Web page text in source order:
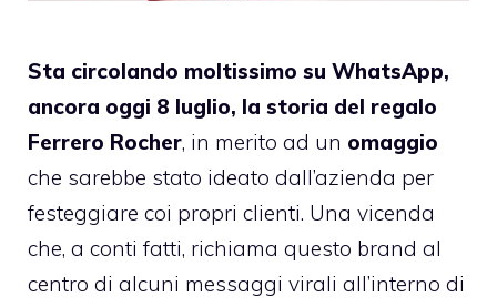
Sta circolando moltissimo su WhatsApp,
ancora oggi 8 luglio, la storia del regalo
Ferrero Rocher, in merito ad un omaggio
che sarebbe stato ideato dall’azienda per
festeggiare coi propri clienti. Una vicenda
che, a conti fatti, richiama questo brand al
centro di alcuni messaggi virali all’interno di